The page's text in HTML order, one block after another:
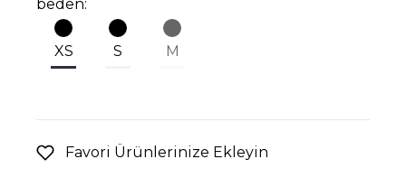
beden:
XS S M
Favori Ürünlerinize Ekleyin